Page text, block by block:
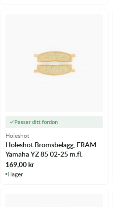
Passar ditt fordon
Holeshot
Holeshot Bromsbelägg, FRAM -
Yamaha YZ 85 02-25 m.fl.
169,00kr
I lager